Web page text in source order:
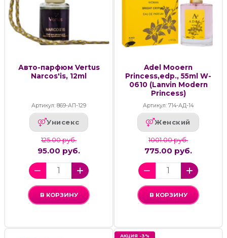
Авто-парфюм Vertus
Narcos'is, 12ml
Артикул: 869-АП-129
Унисекс
125.00 руб.
95.00 руб.
В КОРЗИНУ
Adel Mooern
Princess,edp., 55ml W-
0610 (Lanvin Modern
Princess)
Артикул: 714-АД-14
Женский
1001.00 руб.
775.00 руб.
В КОРЗИНУ
АКЦИЯ -3%